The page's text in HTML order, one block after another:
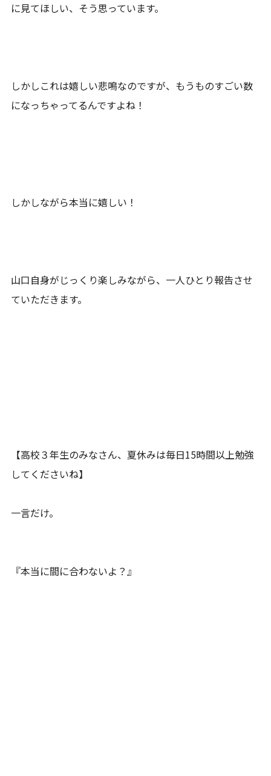
に見てほしい、そう思っています。
しかしこれは嬉しい悲鳴なのですが、もうものすごい数
になっちゃってるんですよね！
しかしながら本当に嬉しい！
山口自身がじっくり楽しみながら、一人ひとり報告させ
ていただきます。
【高校３年生のみなさん、夏休みは毎日15時間以上勉強
してくださいね】
一言だけ。
『本当に間に合わないよ？』